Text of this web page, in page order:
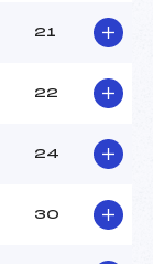
21
22
24
30